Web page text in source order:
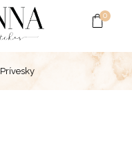
0
Prívesky